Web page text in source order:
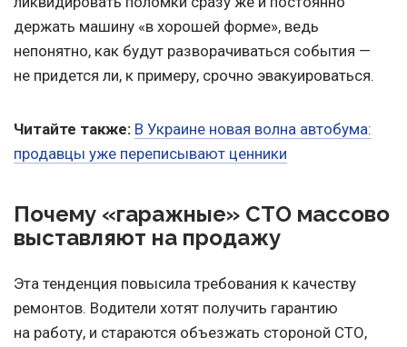
держать машину «в хорошей форме», ведь
непонятно, как будут разворачиваться события —
не придется ли, к примеру, срочно эвакуироваться.
Читайте также: В Украине новая волна автобума:
продавцы уже переписывают ценники
Почему «гаражные» СТО массово
выставляют на продажу
Эта тенденция повысила требования к качеству
ремонтов. Водители хотят получить гарантию
на работу, и стараются объезжать стороной СТО,